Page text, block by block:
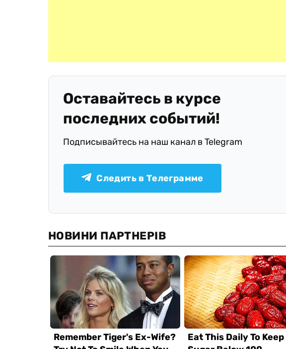
Оставайтесь в курсе
последних событий!
Подписывайтесь на наш канал в Telegram
Следить в Телеграмме